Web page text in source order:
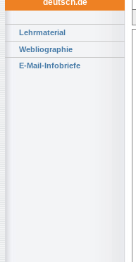
deutsch.de
Lehrmaterial
Webliographie
E-Mail-Infobriefe